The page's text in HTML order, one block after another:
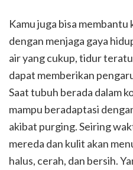
Kamu juga bisa
dengan menjaga gaya
air yang cukup, tidur
dapat memberikan
Saat tubuh berada dalam
mampu beradaptasi
akibat purging. Seiring
mereda dan kulit akan
halus, cerah, dan bersih.